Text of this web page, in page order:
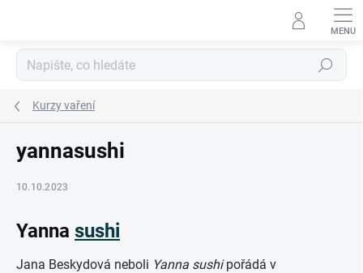
Hledat
Kurzy vaření
yannasushi
10.10.2023
Yanna sushi
Jana Beskydová neboli Yanna sushipořádá v